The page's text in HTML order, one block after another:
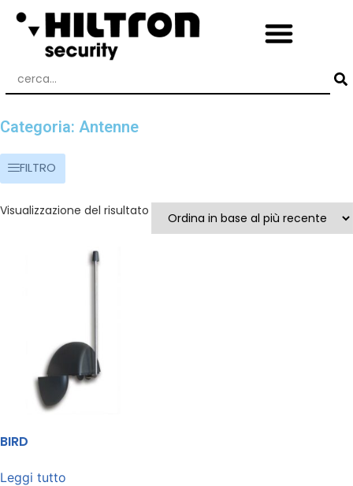
Categoria: Antenne
FILTRO
Visualizzazione del risultato
BIRD
Leggi tutto